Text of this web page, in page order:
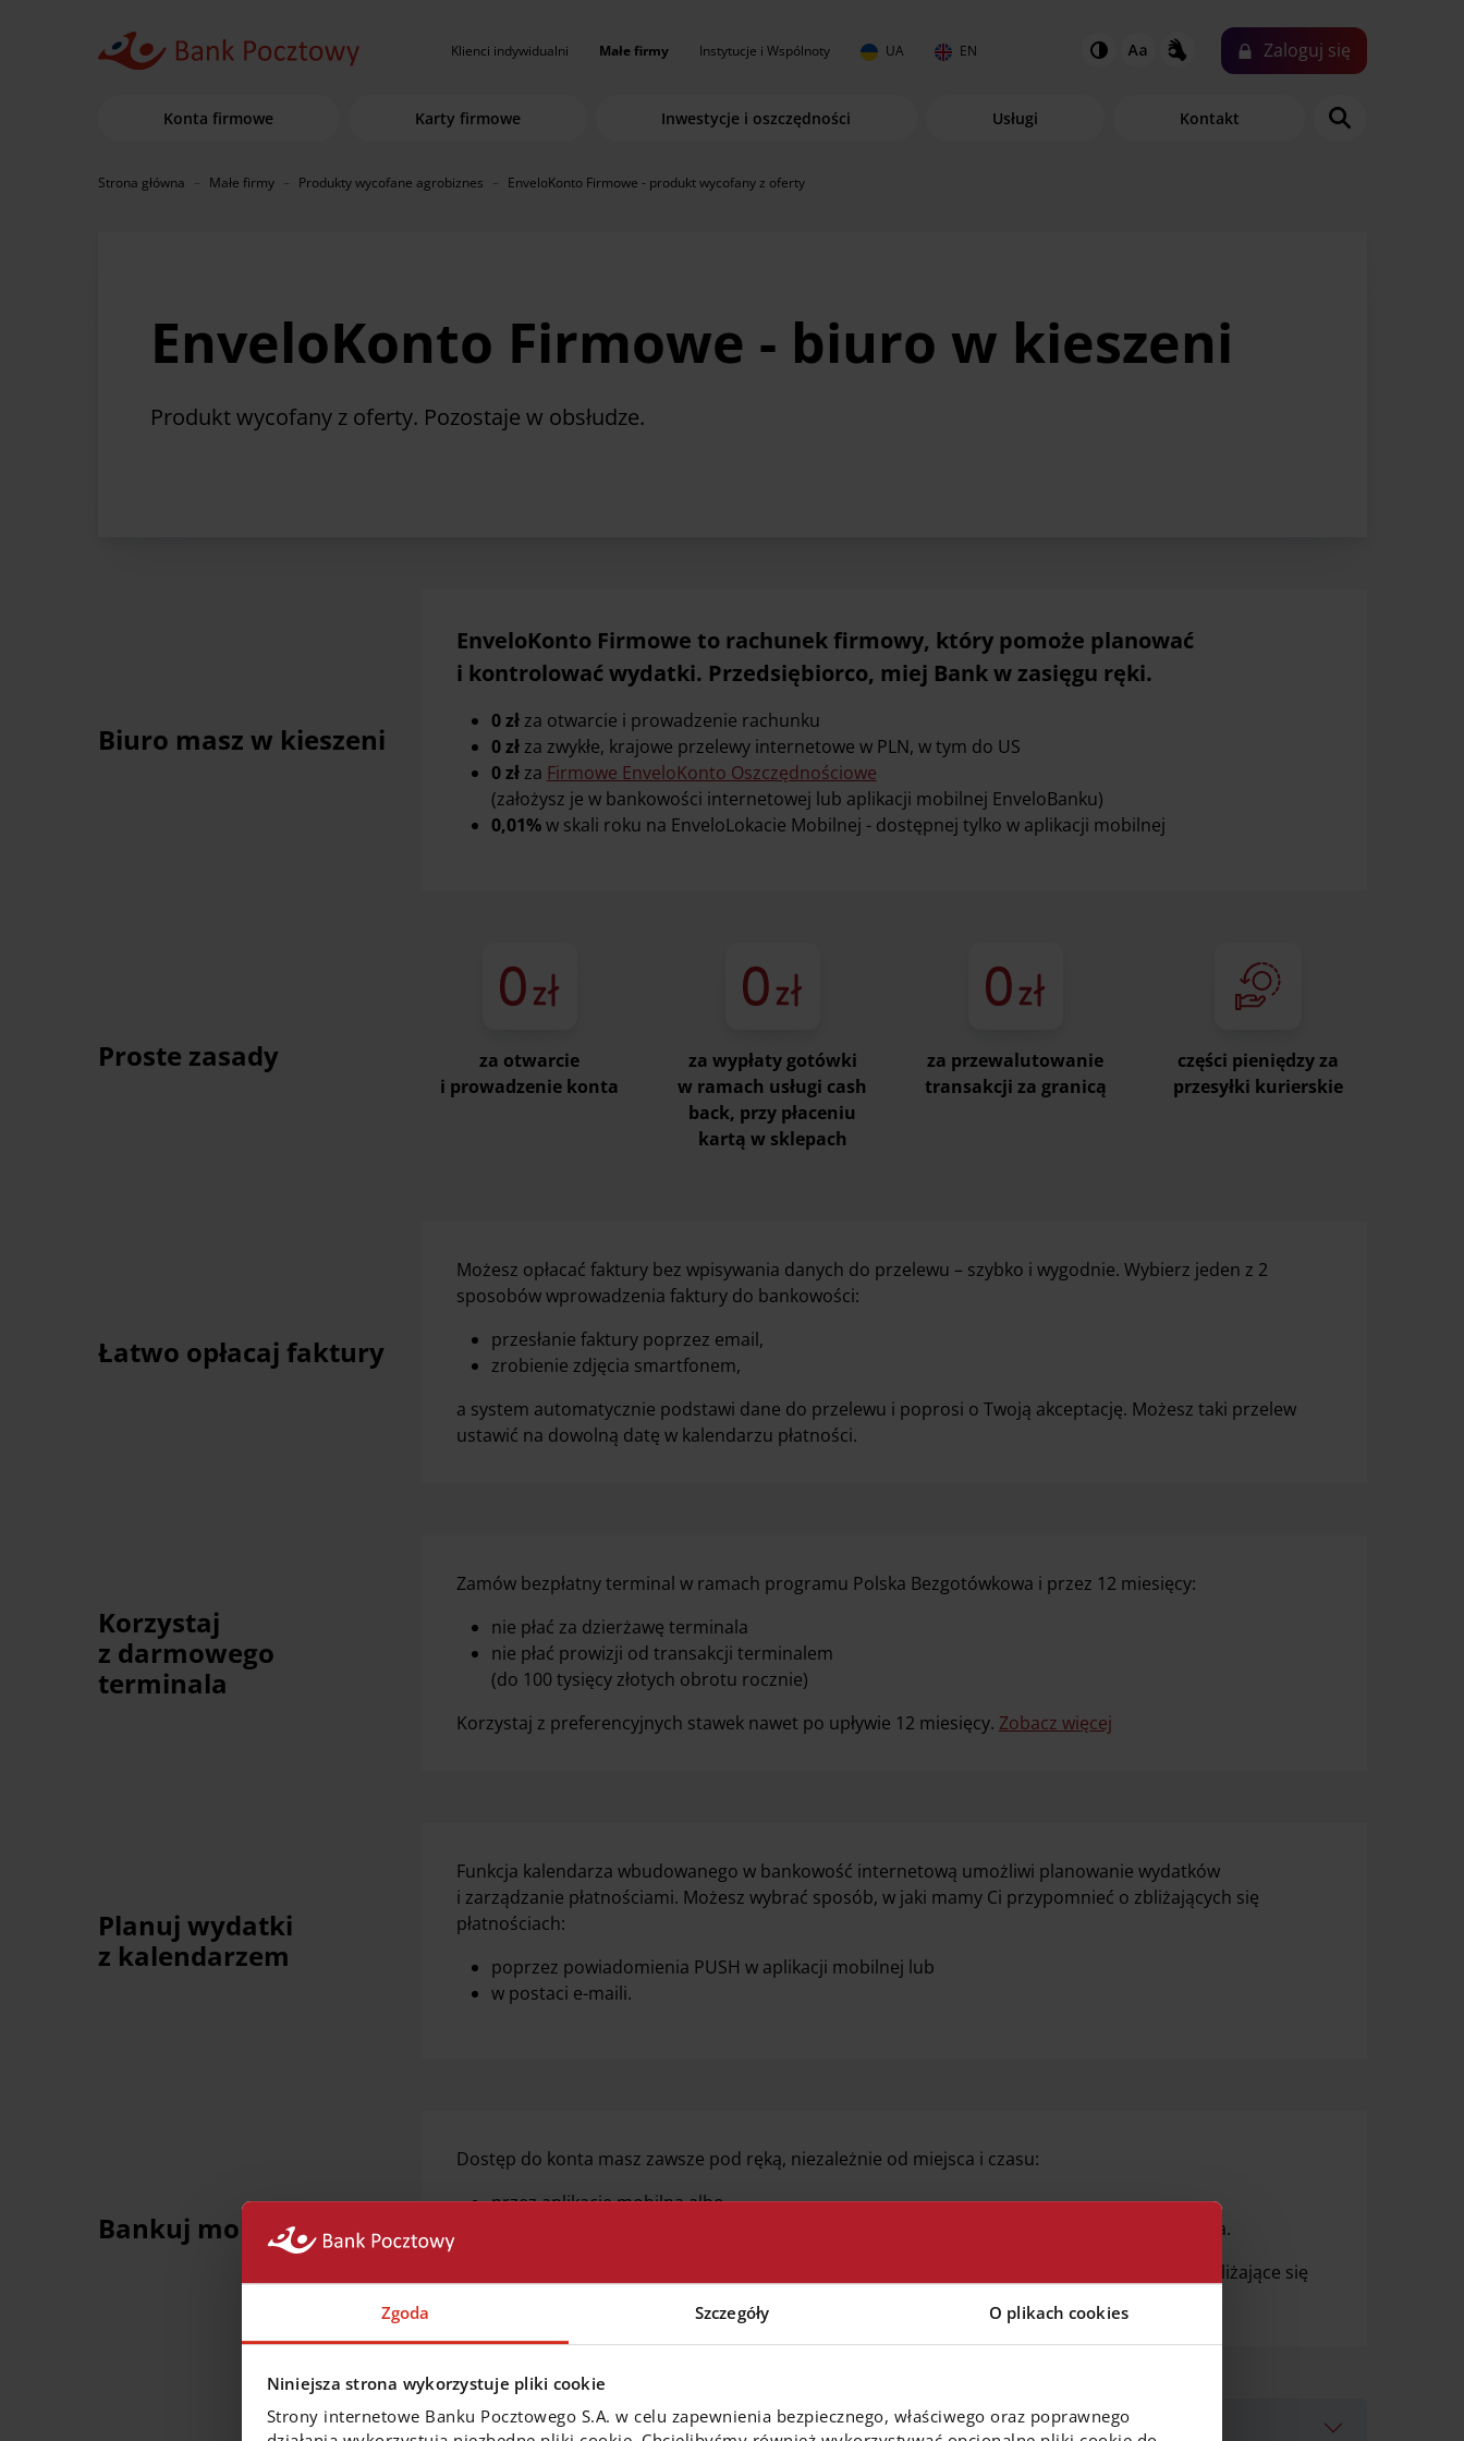
Zgoda Szczegóły O plikach cookies
Niniejsza strona wykorzystuje pliki cookie
Strony internetowe Banku Pocztowego S.A. w celu zapewnienia bezpiecznego, właściwego oraz poprawnego
Klienci indywidualni Małe firmy Instytucje i Wspólnoty UA EN Zaloguj się
Konta firmowe Karty firmowe Inwestycje i oszczędności Usługi Kontakt
Strona główna Małe firmy Produkty wycofane agrobiznes EnveloKonto Firmowe - produkt wycofany z oferty
EnveloKonto Firmowe - biuro w kieszeni
Produkt wycofany z oferty. Pozostaje w obsłudze.
Biuro masz w kieszeni
EnveloKonto Firmowe to rachunek firmowy, który pomoże planować
i kontrolować wydatki. Przedsiębiorco, miej Bank w zasięgu ręki.
0 złza otwarcie i prowadzenie rachunku
0 złza zwykłe, krajowe przelewy internetowe w PLN, w tym do US
0 złza Firmowe EnveloKonto Oszczędnościowe
(założysz je w bankowości internetowej lub aplikacji mobilnej EnveloBanku)
0,01%w skali roku na EnveloLokacie Mobilnej - dostępnej tylko w aplikacji mobilnej
Proste zasady
za otwarcie
i prowadzenie konta
za wypłaty gotówki
w ramach usługi cash
back, przy płaceniu
kartą w sklepach
za przewalutowanie
transakcji za granicą
części pieniędzy za
przesyłki kurierskie
Łatwo opłacaj faktury
Możesz opłacać faktury bez wpisywania danych do przelewu – szybko i wygodnie. Wybierz jeden z 2
sposobów wprowadzenia faktury do bankowości:
przesłanie faktury poprzez email,
zrobienie zdjęcia smartfonem,
a system automatycznie podstawi dane do przelewu i poprosi o Twoją akceptację. Możesz taki przelew
ustawić na dowolną datę w kalendarzu płatności.
Korzystaj
z darmowego
terminala
Zamów bezpłatny terminal w ramach programu Polska Bezgotówkowa i przez 12 miesięcy:
nie płać za dzierżawę terminala
nie płać prowizji od transakcji terminalem
(do 100 tysięcy złotych obrotu rocznie)
Korzystaj z preferencyjnych stawek nawet po upływie 12 miesięcy. Zobacz więcej
Planuj wydatki
z kalendarzem
Funkcja kalendarza wbudowanego w bankowość internetową umożliwi planowanie wydatków
i zarządzanie płatnościami. Możesz wybrać sposób, w jaki mamy Ci przypomnieć o zbliżających się
płatnościach:
poprzez powiadomienia PUSH w aplikacji mobilnej lub
w postaci e-maili.
Bankuj mobilnie
Dostęp do konta masz zawsze pod ręką, niezależnie od miejsca i czasu:
przez aplikację mobilną albo
przez system bankowości internetowej, który dostosuje się do ekranu Twojego smartfona.
Gdziekolwiek jesteś, możesz zarządzać finansami firmy, realizować przelewy lub sprawdzić zbliżające się
Jakich dokumentów potrzebuję, by otworzyć konto firmowe w EnveloBanku?